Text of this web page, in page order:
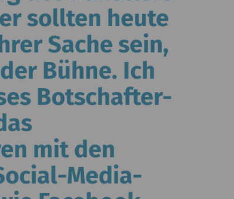
sollten heute
Sache sein,
Bühne. Ich
Botschafter-
mit den
Media-